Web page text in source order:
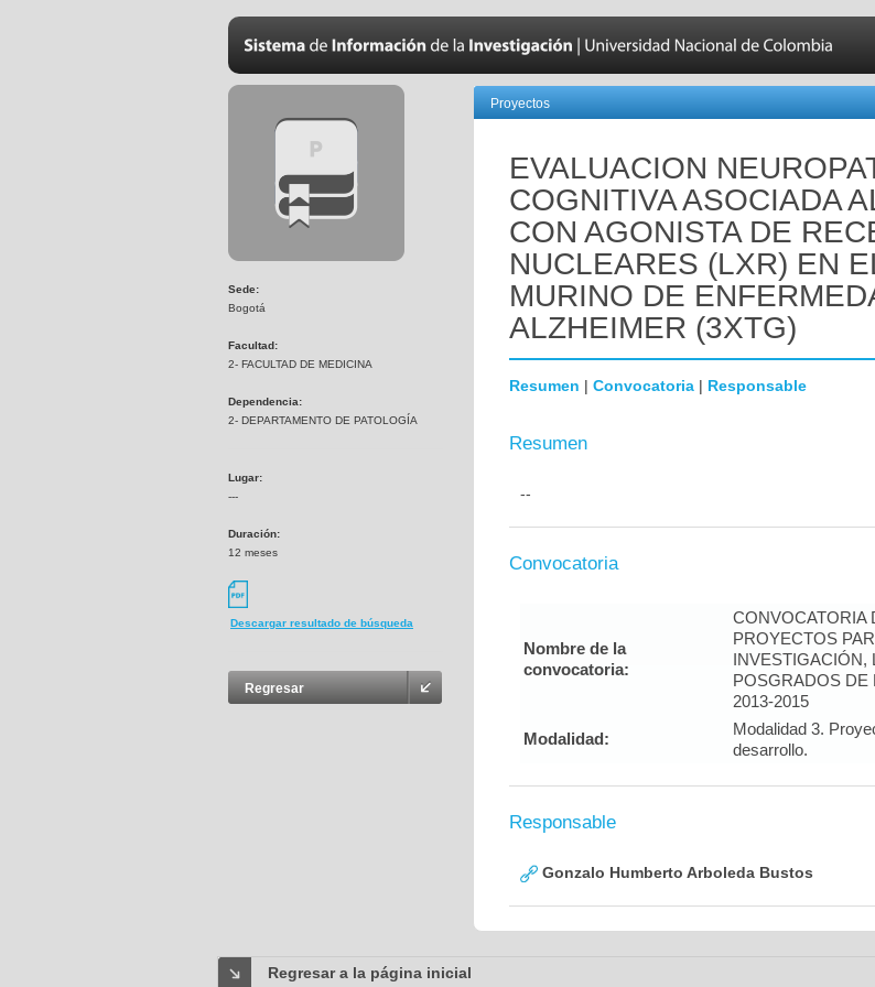
Sede:
Bogotá
Facultad:
2- FACULTAD DE MEDICINA
Dependencia:
2- DEPARTAMENTO DE PATOLOGÍA
Lugar:
---
Duración:
12 meses
Descargar resultado de búsqueda
Regresar
Proyectos
EVALUACION
COGNITIVA ASOCIADA
CON AGONISTA DE
NUCLEARES (LXR) EN
MURINO DE
ALZHEIMER (3XTG)
Resumen | Convocatoria | Responsable
Resumen
--
Convocatoria
Nombre de la
convocatoria:
CONVOCATORIA
PROYECTOS
INVESTIGACIÓN,
POSGRADOS DE
2013-2015
Modalidad:
Modalidad 3.
desarrollo.
Responsable
Gonzalo Humberto Arboleda Bustos
Regresar a la página inicial